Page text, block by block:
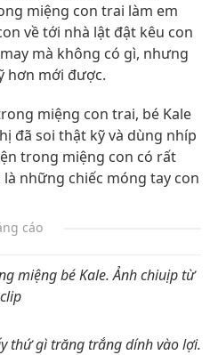
miệng con trai làm em
về tới nhà lật đật kêu con
mà không có gì, nhưng
hơn mới được.
miệng con trai, bé Kale
đã soi thật kỹ và dùng nhíp
trong miệng con có rất
là những chiếc móng tay con
cáo
miệng bé Kale. Ảnh chiuịp từ
clip
thứ gì trăng trắng dính vào lợi.